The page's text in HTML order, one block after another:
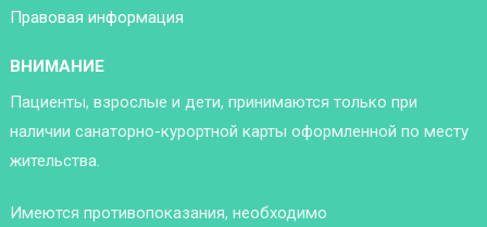
Правовая информация
ВНИМАНИЕ
Пациенты, взрослые и дети, принимаются только при
наличии санаторно-курортной карты оформленной по месту
жительства.
Имеются противопоказания, необходимо